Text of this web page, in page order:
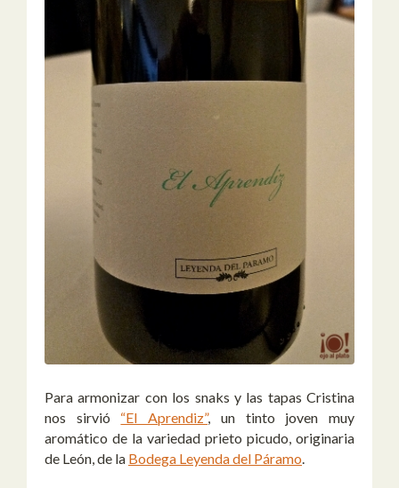
Para armonizar con los snaks y las tapas Cristina
nos sirvió “El Aprendiz”, un tinto joven muy
aromático de la variedad prieto picudo, originaria
de León, de la Bodega Leyenda del Páramo.